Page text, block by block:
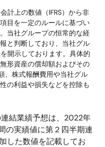
計上の数値（IFRS）から非
目を一定のルールに基づい
当社グループの恒常的な経
と判断しており、当社グル
開示しております。具体的
形資産の償却額およびその
、株式報酬費用や当社グル
の利益や損失などを控除も
結業績予想は、2022年
の実績値に第２四半期連
した数値を記載してお